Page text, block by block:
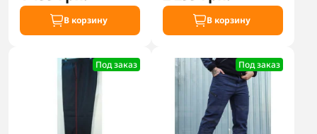
В корзину В корзину
Под заказ Под заказ